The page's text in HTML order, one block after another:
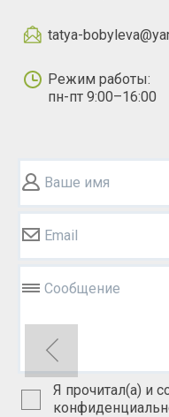
tatya-
Режим работы:
пн-пт 9:00–16:00
Ваше имя
Email
Сообщение
Я прочитал(а) и